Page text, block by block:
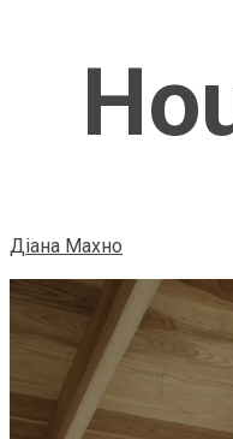
Діана Махно